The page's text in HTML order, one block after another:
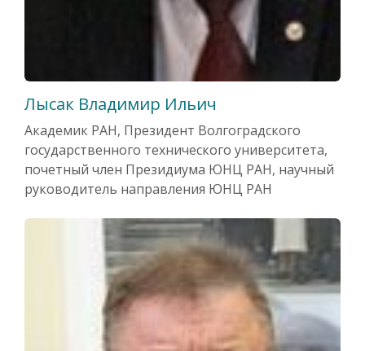
Лысак Владимир Ильич
Академик РАН, Президент Волгоградского
государственного технического университета,
почетный член Президиума ЮНЦ РАН, научный
руководитель направления ЮНЦ РАН